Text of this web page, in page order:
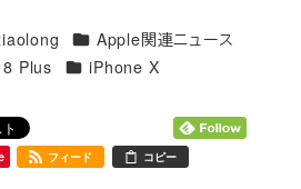
カテゴリー
Apple関連ニュース
Plus カテゴリー
iPhone X
フィード コピー